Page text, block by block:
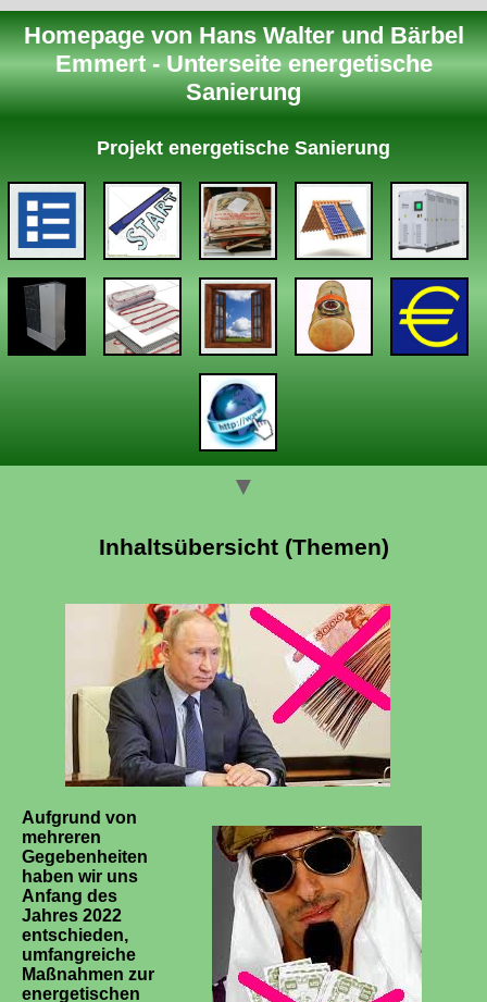
Homepage von Hans Walter und Bärbel
Emmert - Unterseite energetische
Sanierung
Projekt energetische Sanierung
▼
Inhaltsübersicht (Themen)
Aufgrund von
mehreren
Gegebenheiten
haben wir uns
Anfang des
Jahres 2022
entschieden,
umfangreiche
Maßnahmen zur
energetischen